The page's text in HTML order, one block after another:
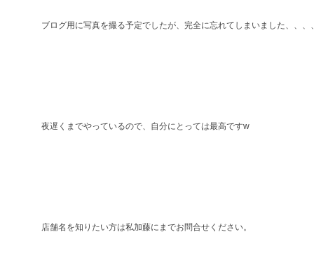
ブログ用に写真を撮る予定でしたが、完全に忘れてしまいました、、、
夜遅くまでやっているので、自分にとっては最高ですw
店舗名を知りたい方は私加藤にまでお問合せください。